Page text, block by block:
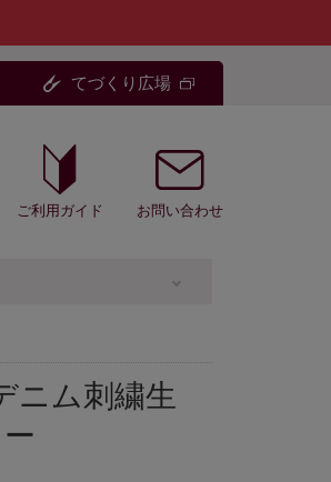
てづくり広場
ご利用ガイド お問い合わせ
ム刺繍生